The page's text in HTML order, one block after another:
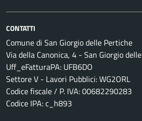
CONTATTI
Comune di San Giorgio delle Pertiche
Via della Canonica, 4 - San Giorgio
Uff_eFatturaPA: UFB6DO
Settore V - Lavori Pubblici: WG2ORL
Codice fiscale / P. IVA: 00682290283
Codice IPA: c_h893